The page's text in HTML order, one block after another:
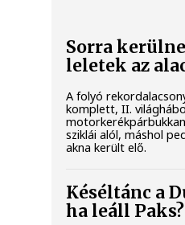
Sorra
leletek az
A folyó
komplett, II.
sziklái alól, máshol
akna került elő.
Késéltánc a
ha leáll Paks?